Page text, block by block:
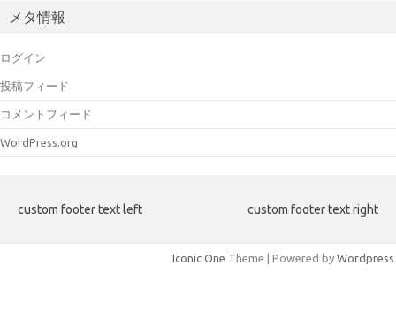
メタ情報
ログイン
投稿フィード
コメントフィード
WordPress.org
custom footer text left custom footer text right
Iconic One Theme | Powered by Wordpress